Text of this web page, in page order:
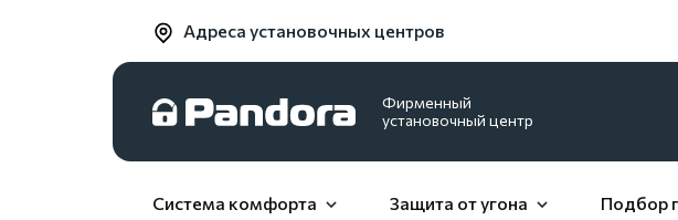
Адреса установочных центров
Фирменный
установочный центр
Система комфорта Защита от угона Подбор